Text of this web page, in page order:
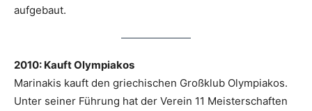
aufgebaut.
2010: Kauft Olympiakos
Marinakis kauft den griechischen Großklub Olympiakos.
Unter seiner Führung hat der Verein 11 Meisterschaften